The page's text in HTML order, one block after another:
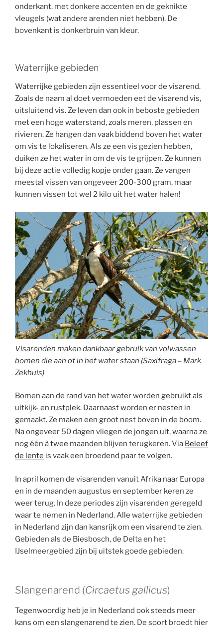
onderkant, met donkere accenten en de geknikte
vleugels (wat andere arenden niet hebben). De
bovenkant is donkerbruin van kleur.
Waterrijke gebieden
Waterrijke gebieden zijn essentieel voor de visarend.
Zoals de naam al doet vermoeden eet de visarend vis,
uitsluitend vis. Ze leven dan ook in beboste gebieden
met een hoge waterstand, zoals meren, plassen en
rivieren. Ze hangen dan vaak biddend boven het water
om vis te lokaliseren. Als ze een vis gezien hebben,
duiken ze het water in om de vis te grijpen. Ze kunnen
bij deze actie volledig kopje onder gaan. Ze vangen
meestal vissen van ongeveer 200-300 gram, maar
kunnen vissen tot wel 2 kilo uit het water halen!
Visarenden maken dankbaar gebruik van volwassen
bomen die aan of in het water staan (Saxifraga – Mark
Zekhuis)
Bomen aan de rand van het water worden gebruikt als
uitkijk- en rustplek. Daarnaast worden er nesten in
gemaakt. Ze maken een groot nest boven in de boom.
Na ongeveer 50 dagen vliegen de jongen uit, waarna ze
nog één à twee maanden blijven terugkeren. Via Beleef
de lente is vaak een broedend paar te volgen.
In april komen de visarenden vanuit Afrika naar Europa
en in de maanden augustus en september keren ze
weer terug. In deze periodes zijn visarenden geregeld
waar te nemen in Nederland. Alle waterrijke gebieden
in Nederland zijn dan kansrijk om een visarend te zien.
Gebieden als de Biesbosch, de Delta en het
IJselmeergebied zijn bij uitstek goede gebieden.
Slangenarend (Circaetus gallicus)
Tegenwoordig heb je in Nederland ook steeds meer
kans om een slangenarend te zien. De soort broedt hier